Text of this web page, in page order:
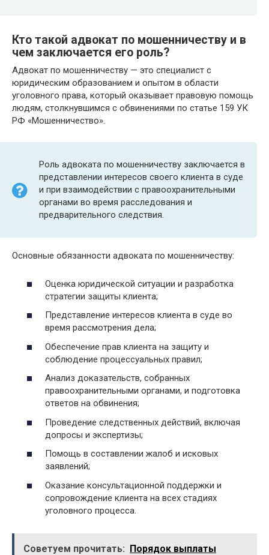
Кто такой адвокат по мошенничеству и в
чем заключается его роль?
Адвокат по мошенничеству — это специалист с
юридическим образованием и опытом в области
уголовного права, который оказывает правовую помощь
людям, столкнувшимся с обвинениями по статье 159 УК
РФ «Мошенничество».
Роль адвоката по мошенничеству заключается в
представлении интересов своего клиента в суде
и при взаимодействии с правоохранительными
органами во время расследования и
предварительного следствия.
Основные обязанности адвоката по мошенничеству:
Оценка юридической ситуации и разработка
стратегии защиты клиента;
Представление интересов клиента в суде во
время рассмотрения дела;
Обеспечение прав клиента на защиту и
соблюдение процессуальных правил;
Анализ доказательств, собранных
правоохранительными органами, и подготовка
ответов на обвинения;
Проведение следственных действий, включая
допросы и экспертизы;
Помощь в составлении жалоб и исковых
заявлений;
Оказание консультационной поддержки и
сопровождение клиента на всех стадиях
уголовного процесса.
Советуем прочитать: Порядок выплаты